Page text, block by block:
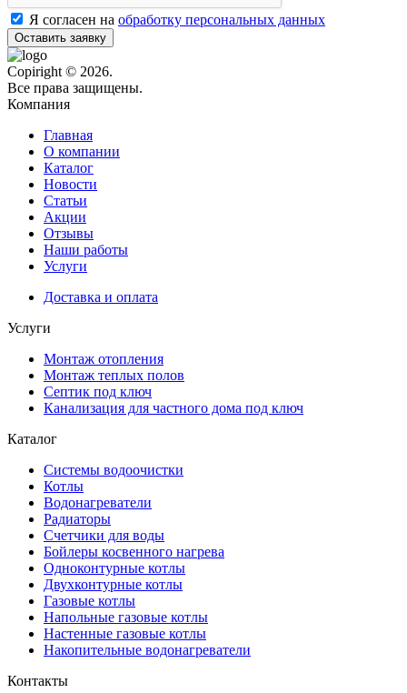
Я согласен на обработку персональных данных
Оставить заявку
Copiright © 2026.
Все права защищены.
Компания
Главная
О компании
Каталог
Новости
Статьи
Акции
Отзывы
Наши работы
Услуги
Доставка и оплата
Услуги
Монтаж отопления
Монтаж теплых полов
Септик под ключ
Канализация для частного дома под ключ
Каталог
Системы водоочистки
Котлы
Водонагреватели
Радиаторы
Cчетчики для воды
Бойлеры косвенного нагрева
Одноконтурные котлы
Двухконтурные котлы
Газовые котлы
Напольные газовые котлы
Настенные газовые котлы
Накопительные водонагреватели
Контакты